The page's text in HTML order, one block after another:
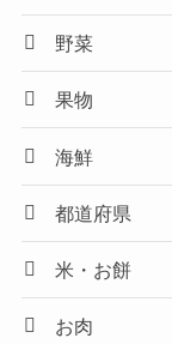
野菜
果物
海鮮
都道府県
米・お餅
お肉